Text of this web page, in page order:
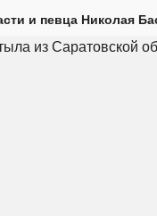
и певца Николая